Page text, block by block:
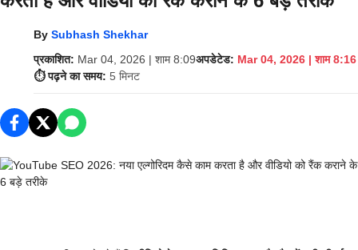
By Subhash Shekhar
प्रकाशित: Mar 04, 2026 | शाम 8:09अपडेटेड: Mar 04, 2026 | शाम 8:16
⏱️ पढ़ने का समय: 5 मिनट